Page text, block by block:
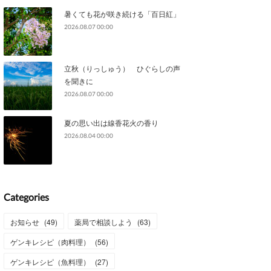
暑くても花が咲き続ける「百日紅」
2026.08.07 00:00
立秋（りっしゅう） ひぐらしの声
を聞きに
2026.08.07 00:00
夏の思い出は線香花火の香り
2026.08.04 00:00
Categories
お知らせ (49) 薬局で相談しよう (63)
ゲンキレシピ（肉料理）
(56)
ゲンキレシピ（魚料理）
(27)